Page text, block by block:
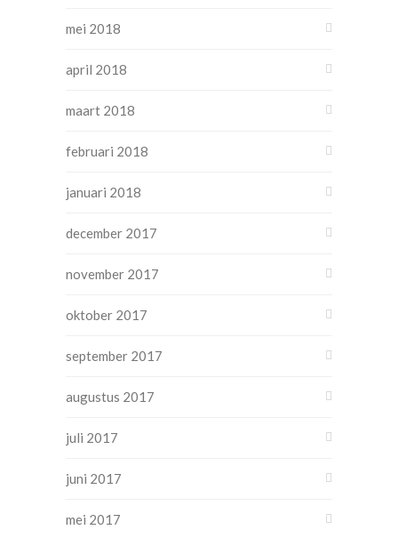
mei 2018
april 2018
maart 2018
februari 2018
januari 2018
december 2017
november 2017
oktober 2017
september 2017
augustus 2017
juli 2017
juni 2017
mei 2017